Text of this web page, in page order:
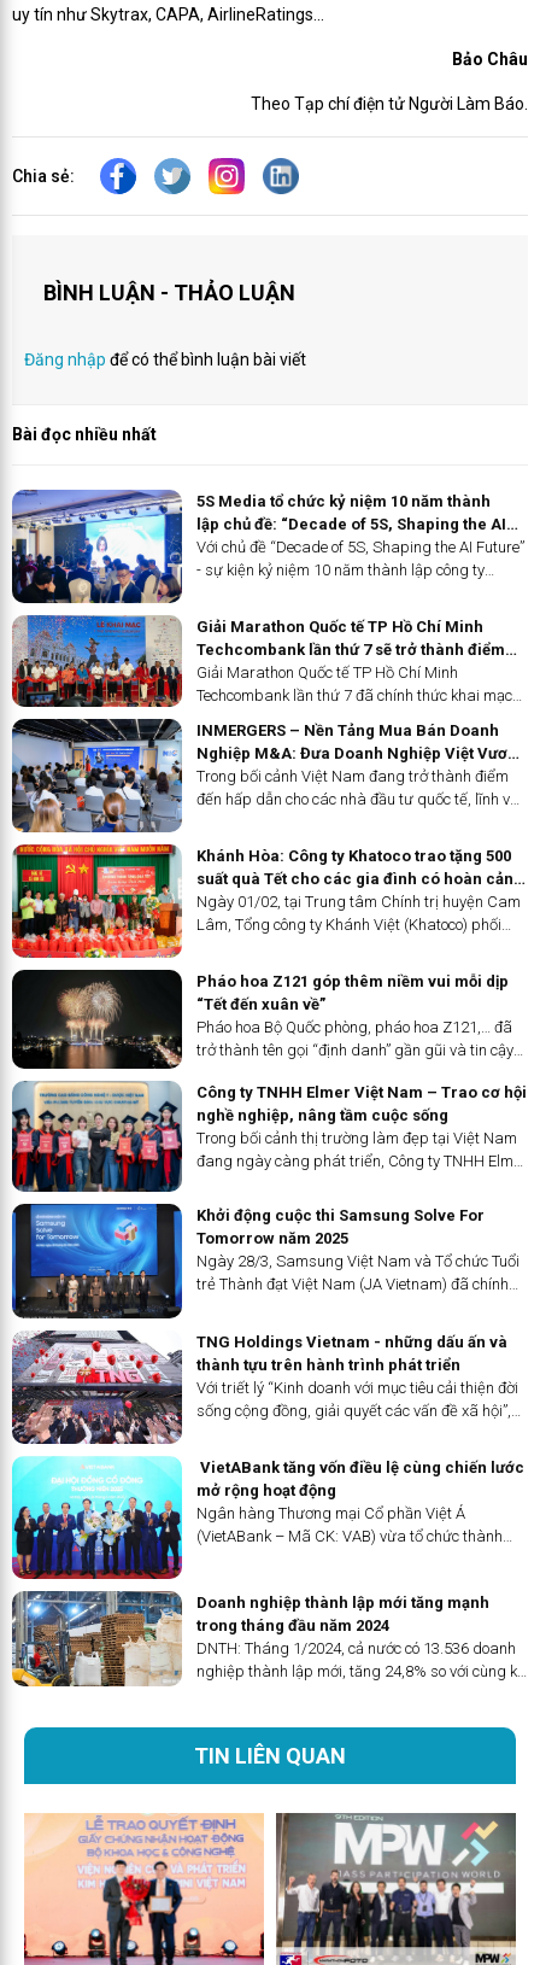
uy tín như Skytrax, CAPA, AirlineRatings...
Bảo Châu
Theo Tạp chí điện tử Người Làm Báo.
Chia sẻ:
BÌNH LUẬN - THẢO LUẬN
Đăng nhập để có thể bình luận bài viết
Bài đọc nhiều nhất
5S Media tổ chức kỷ niệm 10 năm thành
lập chủ đề: “Decade of 5S, Shaping the AI
Future”
Với chủ đề “Decade of 5S, Shaping the AI Future”
- sự kiện kỷ niệm 10 năm thành lập công ty
diễn ra tại Hà Nội ngày 17/12 không chỉ là cột
mốc quan trọng đánh dấu hành trình phát triển
của công ty mà còn khẳng định cam kết không
ngừng đổi mới và sáng tạo trong kỷ nguyên số.
Giải Marathon Quốc tế TP Hồ Chí Minh
Techcombank lần thứ 7 sẽ trở thành điểm
nhấn quan trọng ở Đông Nam Á
Giải Marathon Quốc tế TP Hồ Chí Minh
Techcombank lần thứ 7 đã chính thức khai mạc
tại The Global City, trung tâm mới của thành
phố. Sự kiện là một hoạt động nổi bật của
Tuần lễ Du lịch TP Hồ Chí Minh với chủ đề "Sống
động mùa lễ hội".
INMERGERS – Nền Tảng Mua Bán Doanh
Nghiệp M&A: Đưa Doanh Nghiệp Việt Vươn
Tầm Quốc Tế
Trong bối cảnh Việt Nam đang trở thành điểm
đến hấp dẫn cho các nhà đầu tư quốc tế, lĩnh vực
các doanh nghiệp nội địa nâng cao giá trị và mở
rộng tầm ảnh hưởng. Nổi bật trong lĩnh vực này
là CEO Thảo Nguyễn – người sáng lập và lãnh
đạo nền tảng kết nối M&A INMERGERS cùng
Công ty Luật TTP Bengoshi. Với gần 20 năm kinh
và hơn 15 năm thực chiến trong các thương vụ
mua bán doanh nghiệp M&A, CEO Thảo Nguyễn
đã xây dựng tên tuổi như một biểu tượng của sự
chuyên nghiệp và thành công.
Khánh Hòa: Công ty Khatoco trao tặng 500
suất quà Tết cho các gia đình có hoàn cảnh
khó khăn
Ngày 01/02, tại Trung tâm Chính trị huyện Cam
Lâm, Tổng công ty Khánh Việt (Khatoco) phối
chương trình Tết nhân ái 2024, trao tặng 400
suất quà cho các gia đình có hoàn cảnh khó khăn
tại huyện Cam Lâm nhân dịp Tết Nguyên đán
Giáp Thìn 2024
Pháo hoa Z121 góp thêm niềm vui mỗi dịp
“Tết đến xuân về”
Pháo hoa Bộ Quốc phòng, pháo hoa Z121,… đã
trở thành tên gọi “định danh” gần gũi và tin cậy
hiệu pháo hoa của những người lính Z121 (Công
ty TNHH MTV Hóa chất 21 (Nhà máy Z121)
thuộc Tổng cục Công nghiệp Quốc phòng) đơn vị
duy nhất tại Việt Nam hiện nay được phép sản
Công ty TNHH Elmer Việt Nam – Trao cơ hội
nghề nghiệp, nâng tầm cuộc sống
Trong bối cảnh thị trường làm đẹp tại Việt Nam
đang ngày càng phát triển, Công ty TNHH Elmer
sắc đẹp, điều trị nám, tàn nhang... và kết hợp
đào tạo nghề làm đẹp mang giá trị nhân văn.
Không chỉ cung cấp dịch vụ chất lượng, Elmer
còn là nơi chắp cánh cho những ước mơ đổi đời,
đặc biệt dành cho những người có hoàn cảnh khó
Khởi động cuộc thi Samsung Solve For
Tomorrow năm 2025
Ngày 28/3, Samsung Việt Nam và Tổ chức Tuổi
trẻ Thành đạt Việt Nam (JA Vietnam) đã chính
TNG Holdings Vietnam - những dấu ấn và
thành tựu trên hành trình phát triển
Với triết lý “Kinh doanh với mục tiêu cải thiện đời
sống cộng đồng, giải quyết các vấn đề xã hội”,
Vietnam đã tạo nhiều dấu ấn và thành tựu ấn
tượng trên hành trình phát triển.
VietABank tăng vốn điều lệ cùng chiến lước
mở rộng hoạt động
Ngân hàng Thương mại Cổ phần Việt Á
(VietABank – Mã CK: VAB) vừa tổ chức thành
kinh doanh năm 2024 mà còn đưa ra định hướng
kế hoạch cho năm 2025 cùng nhiều nội dung
quan trọng khác.
Doanh nghiệp thành lập mới tăng mạnh
trong tháng đầu năm 2024
DNTH: Tháng 1/2024, cả nước có 13.536 doanh
nghiệp thành lập mới, tăng 24,8% so với cùng kỳ
TIN LIÊN QUAN